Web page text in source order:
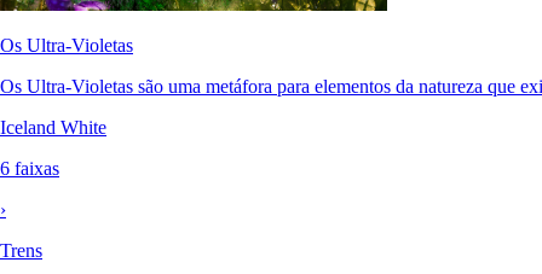
Os Ultra-Violetas
Os Ultra-Violetas são uma metáfora para elementos da natureza que
Iceland White
6 faixas
›
Trens